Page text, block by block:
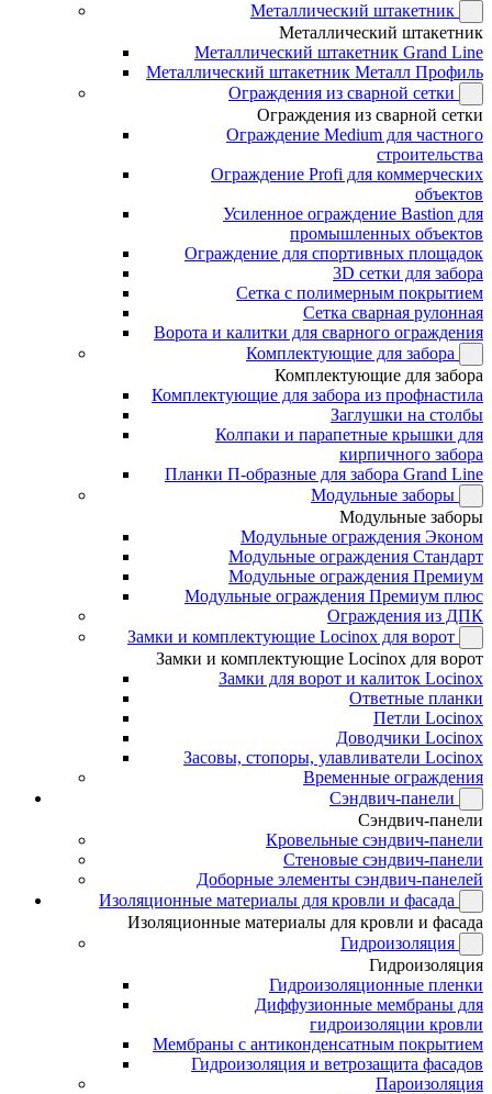
Металлический штакетник
Металлический штакетник
Металлический штакетник Grand Line
Металлический штакетник Металл Профиль
Ограждения из сварной сетки
Ограждения из сварной сетки
Ограждение Medium для частного
строительства
Ограждение Profi для коммерческих
объектов
Усиленное ограждение Bastion для
промышленных объектов
Ограждение для спортивных площадок
3D сетки для забора
Сетка с полимерным покрытием
Сетка сварная рулонная
Ворота и калитки для сварного ограждения
Комплектующие для забора
Комплектующие для забора
Комплектующие для забора из профнастила
Заглушки на столбы
Колпаки и парапетные крышки для
кирпичного забора
Планки П-образные для забора Grand Line
Модульные заборы
Модульные заборы
Модульные ограждения Эконом
Модульные ограждения Стандарт
Модульные ограждения Премиум
Модульные ограждения Премиум плюс
Ограждения из ДПК
Замки и комплектующие Locinox для ворот
Замки и комплектующие Locinox для ворот
Замки для ворот и калиток Locinox
Ответные планки
Петли Locinox
Доводчики Locinox
Засовы, стопоры, улавливатели Locinox
Временные ограждения
Сэндвич-панели
Сэндвич-панели
Кровельные сэндвич-панели
Стеновые сэндвич-панели
Доборные элементы сэндвич-панелей
Изоляционные материалы для кровли и фасада
Изоляционные материалы для кровли и фасада
Гидроизоляция
Гидроизоляция
Гидроизоляционные пленки
Диффузионные мембраны для
гидроизоляции кровли
Мембраны с антиконденсатным покрытием
Гидроизоляция и ветрозащита фасадов
Пароизоляция